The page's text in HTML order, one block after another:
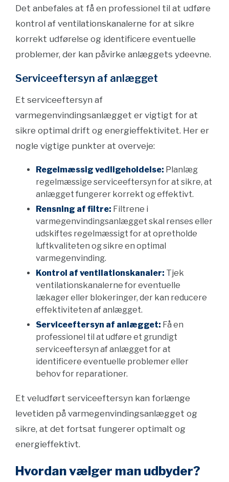
Det anbefales at få en professionel til at udføre
kontrol af ventilationskanalerne for at sikre
korrekt udførelse og identificere eventuelle
problemer, der kan påvirke anlæggets ydeevne.
Serviceeftersyn af anlægget
Et serviceeftersyn af
varmegenvindingsanlægget er vigtigt for at
sikre optimal drift og energieffektivitet. Her er
nogle vigtige punkter at overveje:
Regelmæssig vedligeholdelse: Planlæg
regelmæssige serviceeftersyn for at sikre, at
anlægget fungerer korrekt og effektivt.
Rensning af filtre: Filtrene i
varmegenvindingsanlægget skal renses eller
udskiftes regelmæssigt for at opretholde
luftkvaliteten og sikre en optimal
varmegenvinding.
Kontrol af ventilationskanaler: Tjek
ventilationskanalerne for eventuelle
lækager eller blokeringer, der kan reducere
effektiviteten af anlægget.
Serviceeftersyn af anlægget: Få en
professionel til at udføre et grundigt
serviceeftersyn af anlægget for at
identificere eventuelle problemer eller
behov for reparationer.
Et veludført serviceeftersyn kan forlænge
levetiden på varmegenvindingsanlægget og
sikre, at det fortsat fungerer optimalt og
energieffektivt.
Hvordan vælger man udbyder?